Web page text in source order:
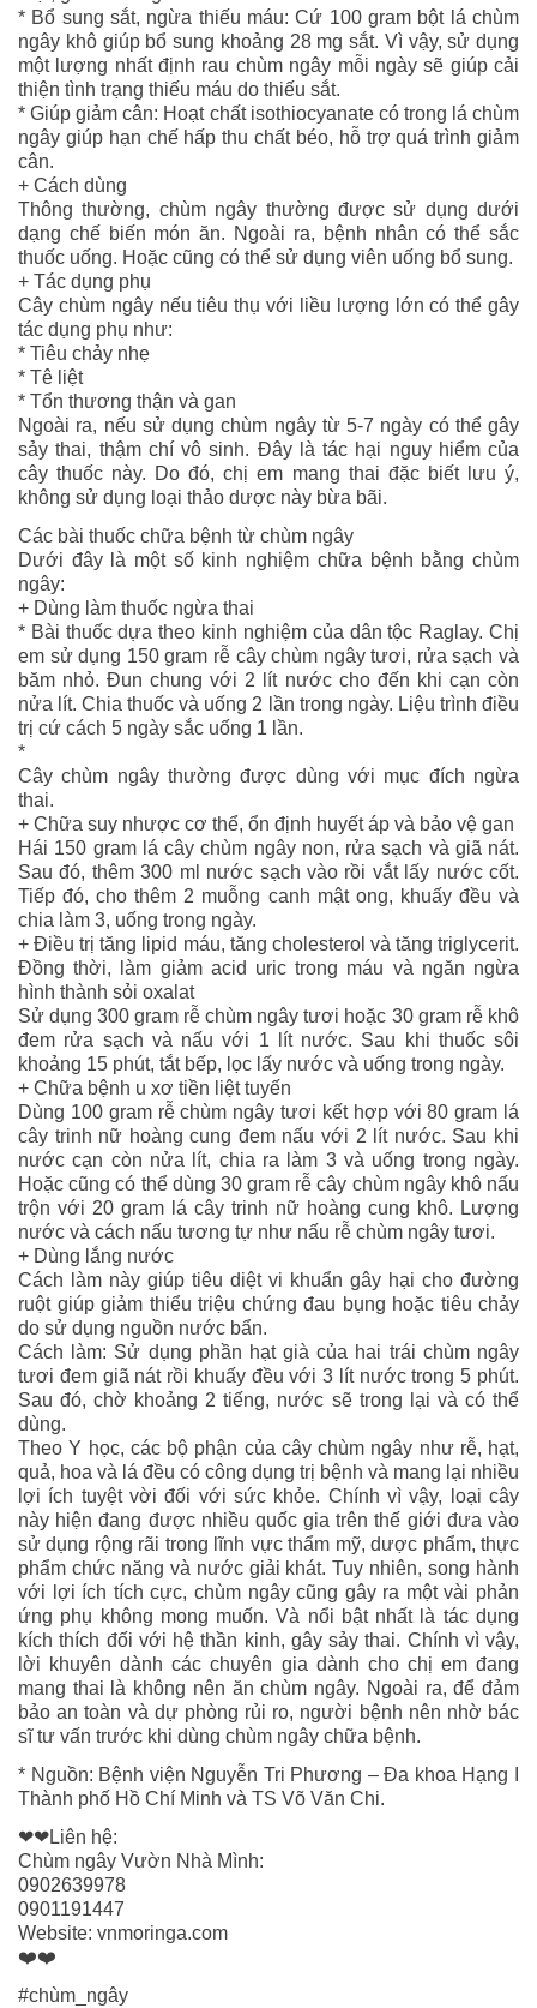
* Bổ sung sắt, ngừa thiếu máu: Cứ 100 gram bột lá chùm
ngây khô giúp bổ sung khoảng 28 mg sắt. Vì vậy, sử dụng
một lượng nhất định rau chùm ngây mỗi ngày sẽ giúp cải
thiện tình trạng thiếu máu do thiếu sắt.
* Giúp giảm cân: Hoạt chất isothiocyanate có trong lá chùm
ngây giúp hạn chế hấp thu chất béo, hỗ trợ quá trình giảm
cân.
+ Cách dùng
Thông thường, chùm ngây thường được sử dụng dưới
dạng chế biến món ăn. Ngoài ra, bệnh nhân có thể sắc
thuốc uống. Hoặc cũng có thể sử dụng viên uống bổ sung.
+ Tác dụng phụ
Cây chùm ngây nếu tiêu thụ với liều lượng lớn có thể gây
tác dụng phụ như:
* Tiêu chảy nhẹ
* Tê liệt
* Tổn thương thận và gan
Ngoài ra, nếu sử dụng chùm ngây từ 5-7 ngày có thể gây
sảy thai, thậm chí vô sinh. Đây là tác hại nguy hiểm của
cây thuốc này. Do đó, chị em mang thai đặc biết lưu ý,
không sử dụng loại thảo dược này bừa bãi.
Các bài thuốc chữa bệnh từ chùm ngây
Dưới đây là một số kinh nghiệm chữa bệnh bằng chùm
ngây:
+ Dùng làm thuốc ngừa thai
* Bài thuốc dựa theo kinh nghiệm của dân tộc Raglay. Chị
em sử dụng 150 gram rễ cây chùm ngây tươi, rửa sạch và
băm nhỏ. Đun chung với 2 lít nước cho đến khi cạn còn
nửa lít. Chia thuốc và uống 2 lần trong ngày. Liệu trình điều
trị cứ cách 5 ngày sắc uống 1 lần.
*
Cây chùm ngây thường được dùng với mục đích ngừa
thai.
+ Chữa suy nhược cơ thể, ổn định huyết áp và bảo vệ gan
Hái 150 gram lá cây chùm ngây non, rửa sạch và giã nát.
Sau đó, thêm 300 ml nước sạch vào rồi vắt lấy nước cốt.
Tiếp đó, cho thêm 2 muỗng canh mật ong, khuấy đều và
chia làm 3, uống trong ngày.
+ Điều trị tăng lipid máu, tăng cholesterol và tăng triglycerit.
Đồng thời, làm giảm acid uric trong máu và ngăn ngừa
hình thành sỏi oxalat
Sử dụng 300 gram rễ chùm ngây tươi hoặc 30 gram rễ khô
đem rửa sạch và nấu với 1 lít nước. Sau khi thuốc sôi
khoảng 15 phút, tắt bếp, lọc lấy nước và uống trong ngày.
+ Chữa bệnh u xơ tiền liệt tuyến
Dùng 100 gram rễ chùm ngây tươi kết hợp với 80 gram lá
cây trinh nữ hoàng cung đem nấu với 2 lít nước. Sau khi
nước cạn còn nửa lít, chia ra làm 3 và uống trong ngày.
Hoặc cũng có thể dùng 30 gram rễ cây chùm ngây khô nấu
trộn với 20 gram lá cây trinh nữ hoàng cung khô. Lượng
nước và cách nấu tương tự như nấu rễ chùm ngây tươi.
+ Dùng lắng nước
Cách làm này giúp tiêu diệt vi khuẩn gây hại cho đường
ruột giúp giảm thiểu triệu chứng đau bụng hoặc tiêu chảy
do sử dụng nguồn nước bẩn.
Cách làm: Sử dụng phần hạt già của hai trái chùm ngây
tươi đem giã nát rồi khuấy đều với 3 lít nước trong 5 phút.
Sau đó, chờ khoảng 2 tiếng, nước sẽ trong lại và có thể
dùng.
Theo Y học, các bộ phận của cây chùm ngây như rễ, hạt,
quả, hoa và lá đều có công dụng trị bệnh và mang lại nhiều
lợi ích tuyệt vời đối với sức khỏe. Chính vì vậy, loại cây
này hiện đang được nhiều quốc gia trên thế giới đưa vào
sử dụng rộng rãi trong lĩnh vực thẩm mỹ, dược phẩm, thực
phẩm chức năng và nước giải khát. Tuy nhiên, song hành
với lợi ích tích cực, chùm ngây cũng gây ra một vài phản
ứng phụ không mong muốn. Và nổi bật nhất là tác dụng
kích thích đối với hệ thần kinh, gây sảy thai. Chính vì vậy,
lời khuyên dành các chuyên gia dành cho chị em đang
mang thai là không nên ăn chùm ngây. Ngoài ra, để đảm
bảo an toàn và dự phòng rủi ro, người bệnh nên nhờ bác
sĩ tư vấn trước khi dùng chùm ngây chữa bệnh.
* Nguồn: Bệnh viện Nguyễn Tri Phương – Đa khoa Hạng I
Thành phố Hồ Chí Minh và TS Võ Văn Chi.
❤❤Liên hệ:
Chùm ngây Vườn Nhà Mình:
0902639978
0901191447
Website: vnmoringa.com
❤️❤️
#chùm_ngây